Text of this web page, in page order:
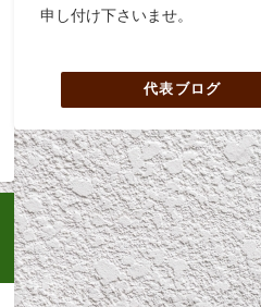
申し付け下さいませ。
代表ブログ